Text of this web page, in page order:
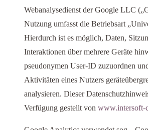
Webanalysedienst der Google LLC
Nutzung umfasst die Betriebsart
Hierdurch ist es möglich, Daten,
Interaktionen über mehrere Geräte
pseudonymen User-ID zuzuordnen
Aktivitäten eines Nutzers
analysieren. Dieser
Verfügung gestellt von www.intersoft-